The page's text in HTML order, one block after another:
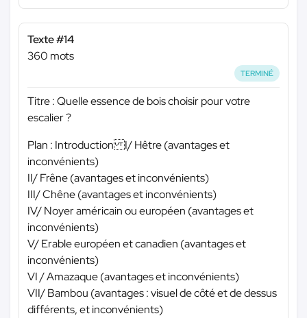
Texte #14
360 mots
TERMINÉ
Titre : Quelle essence de bois choisir pour votre
escalier ?
Plan : Introduction I/ Hêtre (avantages et
inconvénients)
II/ Frêne (avantages et inconvénients)
III/ Chêne (avantages et inconvénients)
IV/ Noyer américain ou européen (avantages et
inconvénients)
V/ Erable européen et canadien (avantages et
inconvénients)
VI / Amazaque (avantages et inconvénients)
VII/ Bambou (avantages : visuel de côté et de dessus
différents, et inconvénients)